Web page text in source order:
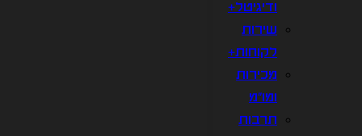
ודיגיטל+
שירות
לקוחות+
מכירות
ומו"מ
תרבות